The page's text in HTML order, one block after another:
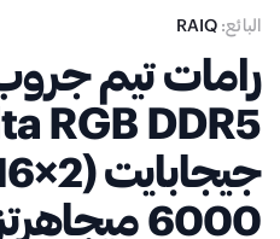
البائع: RAIQ